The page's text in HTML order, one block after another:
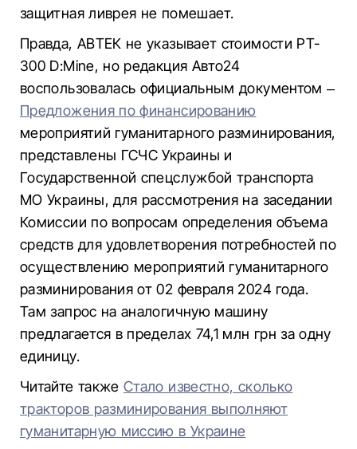
защитная ливрея не помешает.
Правда, АВТЕК не указывает стоимости PT-
300 D:Mine, но редакция Авто24
воспользовалась официальным документом –
Предложения по финансированию
мероприятий гуманитарного разминирования,
представлены ГСЧС Украины и
Государственной спецслужбой транспорта
МО Украины, для рассмотрения на заседании
Комиссии по вопросам определения объема
средств для удовлетворения потребностей по
осуществлению мероприятий гуманитарного
разминирования от 02 февраля 2024 года.
Там запрос на аналогичную машину
предлагается в пределах 74,1 млн грн за одну
единицу.
Читайте такжеСтало известно, сколько
тракторов разминирования выполняют
гуманитарную миссию в Украине